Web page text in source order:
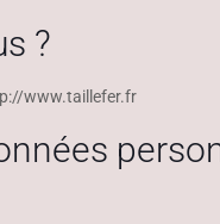
?
www.taillefer.fr